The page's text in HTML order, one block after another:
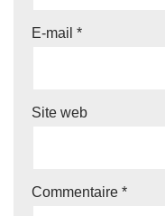
E-mail *
Site web
Commentaire *